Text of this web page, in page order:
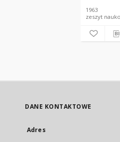
1963
DANE KONTAKTOWE
Adres